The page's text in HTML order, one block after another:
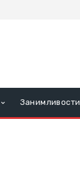
Занимливости